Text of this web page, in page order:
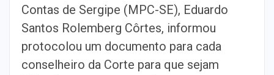
Contas de Sergipe (MPC-SE), Eduardo
Santos Rolemberg Côrtes, informou
protocolou um documento para cada
conselheiro da Corte para que sejam